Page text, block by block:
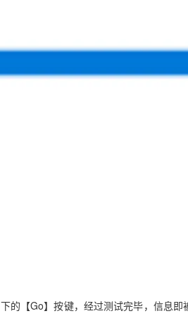
下的【Go】按键，经过测试完毕，信息即